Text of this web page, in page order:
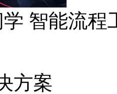
智能流程
方案